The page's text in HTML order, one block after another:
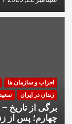
احزاب و سازمان ها
زندان در ایران
برگی از
چهارم؛ پس از